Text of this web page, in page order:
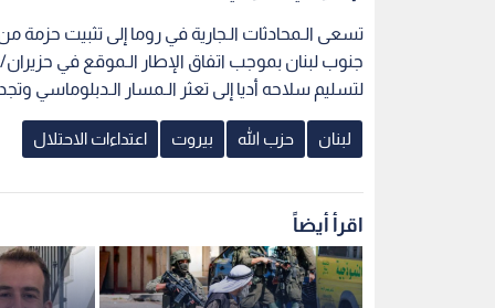
تسعى الـمحادثات الـجارية في روما إلى تثبيت حزمة من
جنوب لبنان بموجب اتفاق الإطار الـموقع في
لتسليم سلاحه أديا إلى تعثر الـمسار الـدبلوماسي
لبنان حزب الله بيروت اعتداءات الاحتلال
اقرأ أيضاً